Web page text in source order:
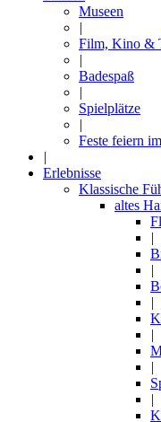
Museen
|
Film, Kino &
|
Badespaß
|
Spielplätze
|
Feste feiern
|
Erlebnisse
Klassische
altes
|
|
|
|
|
|